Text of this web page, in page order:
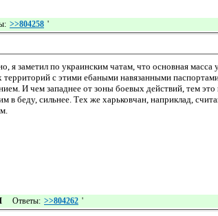
>>804258 '
я заметил по украинским чатам, что основная
с этими ебаными навязанными
И чем западнее от зоны боевых действий, тем
в беду, сильнее. Тех же харьковчан, наприклад,
Ответы: >>804262 '